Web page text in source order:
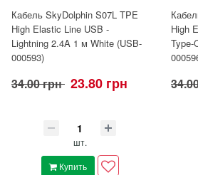
Кабель SkyDolphin S07L TPE
High Elastic Line USB -
Lightning 2.4A 1 м White (USB-
000593)
34.00 грн 23.80 грн
шт.
Купить
High
Type-